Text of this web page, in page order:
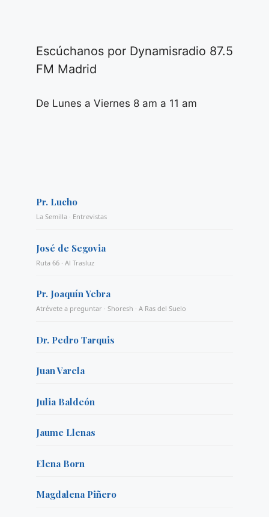
Escúchanos por Dynamisradio 87.5
FM Madrid
De Lunes a Viernes 8 am a 11 am
Pr. Lucho
La Semilla · Entrevistas
José de Segovia
Ruta 66 · Al Trasluz
Pr. Joaquín Yebra
Atrévete a preguntar · Shoresh · A Ras del Suelo
Dr. Pedro Tarquis
Juan Varela
Julia Baldeón
Jaume Llenas
Elena Born
Magdalena Piñero